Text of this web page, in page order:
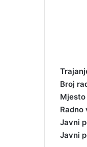
Broj
Radno
Javni
Javni